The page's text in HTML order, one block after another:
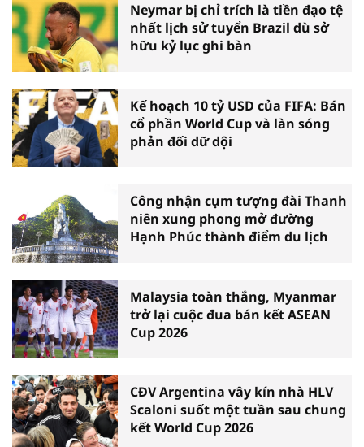
Neymar bị chỉ trích là tiền đạo tệ
nhất lịch sử tuyển Brazil dù sở
hữu kỷ lục ghi bàn
Kế hoạch 10 tỷ USD của FIFA: Bán
cổ phần World Cup và làn sóng
phản đối dữ dội
Công nhận cụm tượng đài Thanh
niên xung phong mở đường
Hạnh Phúc thành điểm du lịch
Malaysia toàn thắng, Myanmar
trở lại cuộc đua bán kết ASEAN
Cup 2026
CĐV Argentina vây kín nhà HLV
Scaloni suốt một tuần sau chung
kết World Cup 2026